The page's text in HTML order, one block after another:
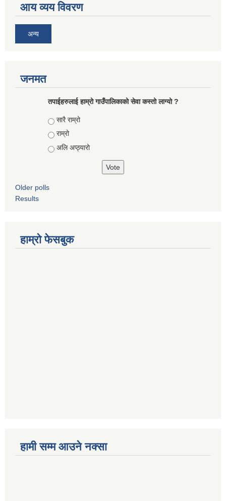
आय व्यय विवरण
अन्य
जनमत
तपाईहरुलाई हाम्रो गाउँपालिकाको सेवा कस्तो लाग्यो ?
Choices
सारै राम्रो
राम्रो
अलि अप्ठ्यारो
Older polls
Results
हाम्रो फेसबुक
हामी सम्म आउने नक्सा